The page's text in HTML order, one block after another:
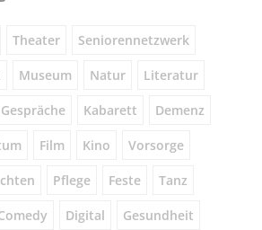
Theater Seniorennetzwerk
Museum Natur Literatur
Gespräche Kabarett Demenz
Film Kino Vorsorge
Pflege Feste Tanz
Digital Gesundheit